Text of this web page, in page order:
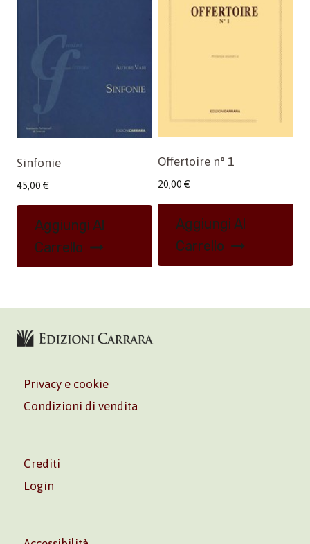
Sinfonie
45,00 €
Aggiungi Al
Carrello
Offertoire n° 1
20,00 €
Aggiungi Al
Carrello
Privacy e cookie
Condizioni di vendita
Crediti
Login